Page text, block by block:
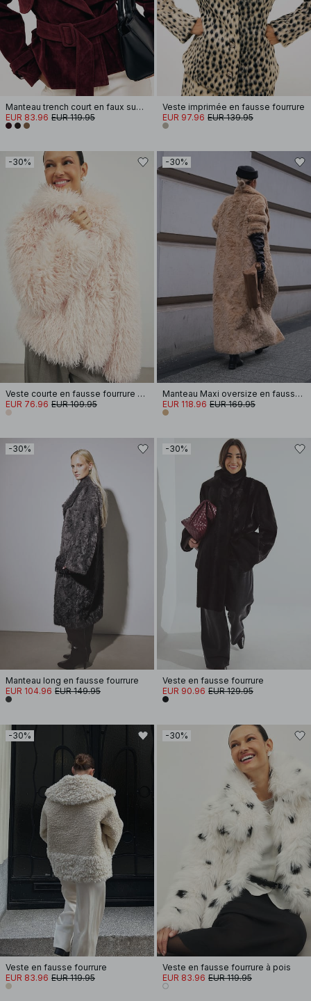
Manteau trench court en faux suède
EUR 83.96 EUR 119.95
Veste imprimée en fausse fourrure
EUR 97.96 EUR 139.95
-30%
Veste courte en fausse fourrure bouclée
EUR 76.96 EUR 109.95
-30%
Manteau Maxi oversize en fausse fourrure
EUR 118.96 EUR 169.95
-30%
Manteau long en fausse fourrure
EUR 104.96 EUR 149.95
-30%
Veste en fausse fourrure
EUR 90.96 EUR 129.95
-30%
Veste en fausse fourrure
EUR 83.96 EUR 119.95
-30%
Veste en fausse fourrure à pois
EUR 83.96 EUR 119.95